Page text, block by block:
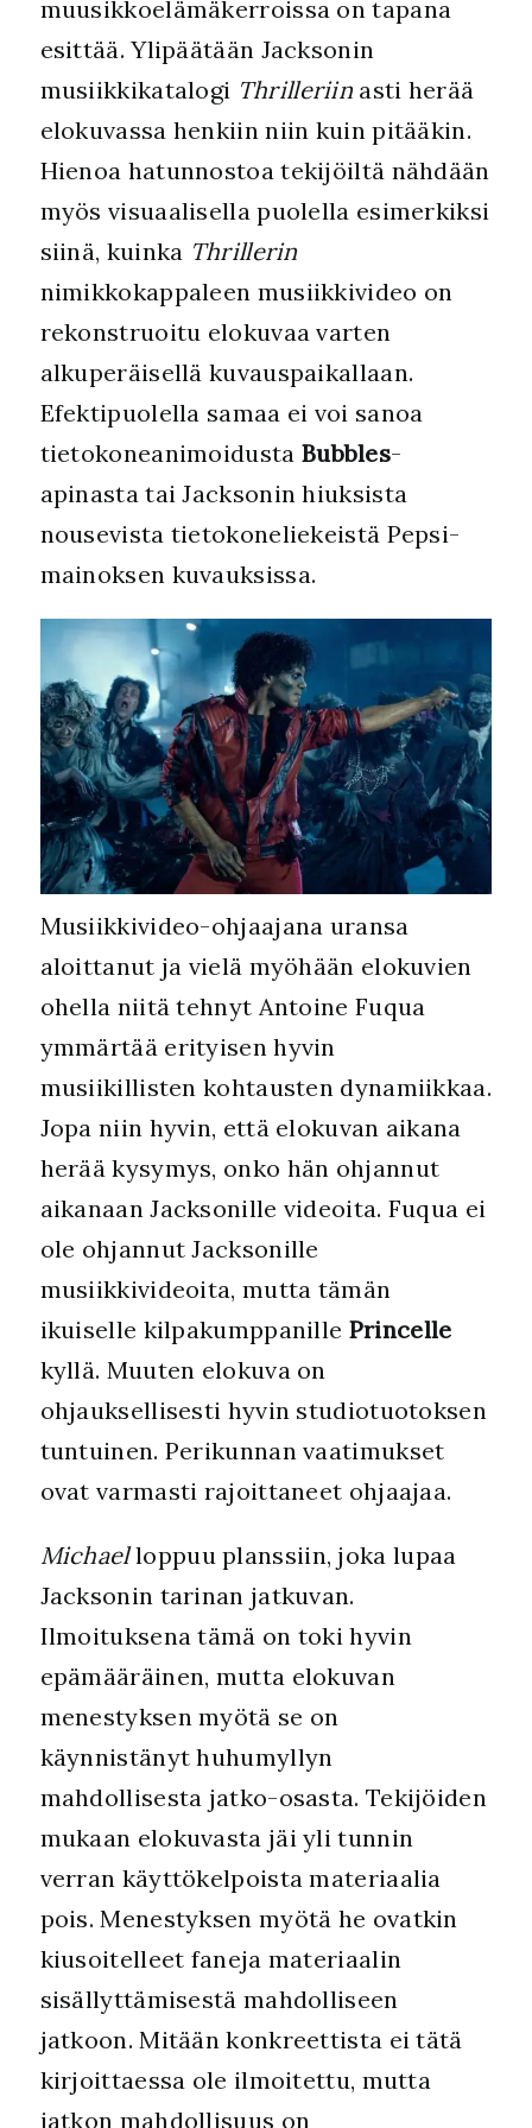
muusikkoelämäkerroissa on tapana
esittää. Ylipäätään Jacksonin
musiikkikatalogi Thrilleriin asti herää
elokuvassa henkiin niin kuin pitääkin.
Hienoa hatunnostoa tekijöiltä nähdään
myös visuaalisella puolella esimerkiksi
siinä, kuinka Thrillerin
nimikkokappaleen musiikkivideo on
rekonstruoitu elokuvaa varten
alkuperäisellä kuvauspaikallaan.
Efektipuolella samaa ei voi sanoa
tietokoneanimoidusta Bubbles-
apinasta tai Jacksonin hiuksista
nousevista tietokoneliekeistä Pepsi-
mainoksen kuvauksissa.
Musiikkivideo-ohjaajana uransa
aloittanut ja vielä myöhään elokuvien
ohella niitä tehnyt Antoine Fuqua
ymmärtää erityisen hyvin
musiikillisten kohtausten dynamiikkaa.
Jopa niin hyvin, että elokuvan aikana
herää kysymys, onko hän ohjannut
aikanaan Jacksonille videoita. Fuqua ei
ole ohjannut Jacksonille
musiikkivideoita, mutta tämän
ikuiselle kilpakumppanille Princelle
kyllä. Muuten elokuva on
ohjauksellisesti hyvin studiotuotoksen
tuntuinen. Perikunnan vaatimukset
ovat varmasti rajoittaneet ohjaajaa.
Michaelloppuu planssiin, joka lupaa
Jacksonin tarinan jatkuvan.
Ilmoituksena tämä on toki hyvin
epämääräinen, mutta elokuvan
menestyksen myötä se on
käynnistänyt huhumyllyn
mahdollisesta jatko-osasta. Tekijöiden
mukaan elokuvasta jäi yli tunnin
verran käyttökelpoista materiaalia
pois. Menestyksen myötä he ovatkin
kiusoitelleet faneja materiaalin
sisällyttämisestä mahdolliseen
jatkoon. Mitään konkreettista ei tätä
kirjoittaessa ole ilmoitettu, mutta
jatkon mahdollisuus on